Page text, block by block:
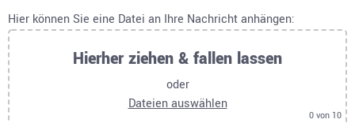
Hier können Sie eine Datei an Ihre Nachricht anhängen:
Hierher ziehen & fallen lassen
oder
Dateien auswählen
0 von 10